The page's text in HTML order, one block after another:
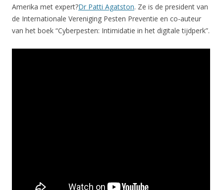
Amerika met expert?Dr Patti Agatston. Ze is de president van
de Internationale Vereniging Pesten Preventie en co-auteur
van het boek “Cyberpesten: Intimidatie in het digitale tijdperk”.